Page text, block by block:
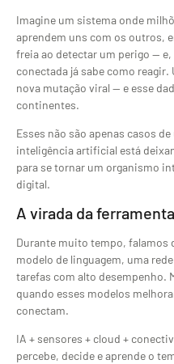
Imagine um sistema onde
aprendem uns com os outros,
freia ao detectar um perigo —
conectada já sabe como
nova mutação viral — e esse
continentes.
Esses não são apenas casos
inteligência artificial está
para se tornar um organismo
digital.
A virada da
Durante muito tempo, falamos
modelo de linguagem, uma
tarefas com alto desempenho.
quando esses modelos
conectam.
IA + sensores + cloud +
percebe, decide e aprende o